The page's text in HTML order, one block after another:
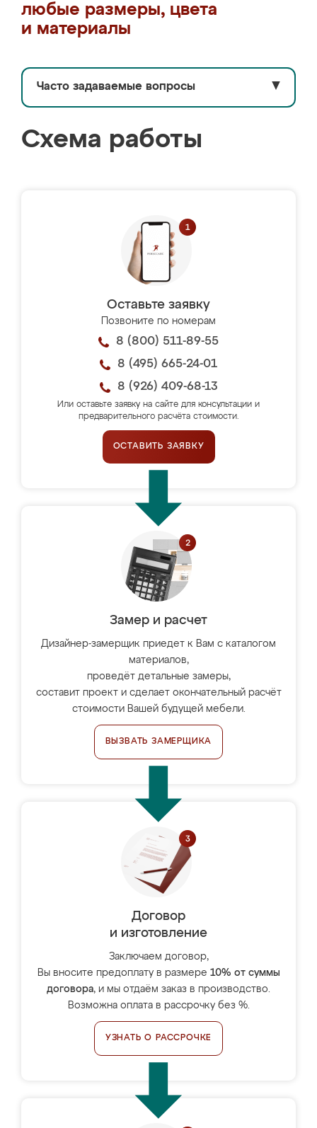
любые размеры, цвета
и материалы
Часто задаваемые вопросы ▼
Схема работы
Оставьте заявку
Позвоните по номерам
8 (800) 511-89-55
8 (495) 665-24-01
8 (926) 409-68-13
Или оставьте заявку на сайте для консультации и
предварительного расчёта стоимости.
ОСТАВИТЬ ЗАЯВКУ
Замер и расчет
Дизайнер-замерщик приедет к Вам с каталогом
материалов,
проведёт детальные замеры,
составит проект и сделает окончательный расчёт
стоимости Вашей будущей мебели.
ВЫЗВАТЬ ЗАМЕРЩИКА
Договор
и изготовление
Заключаем договор,
Вы вносите предоплату в размере 10% от суммы
договора, и мы отдаём заказ в производство.
Возможна оплата в рассрочку без %.
УЗНАТЬ О РАССРОЧКЕ